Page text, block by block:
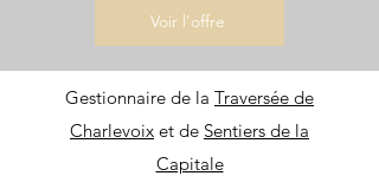
Voir l'offre
Gestionnaire de la Traversée de
Charlevoix et de Sentiers de la
Capitale